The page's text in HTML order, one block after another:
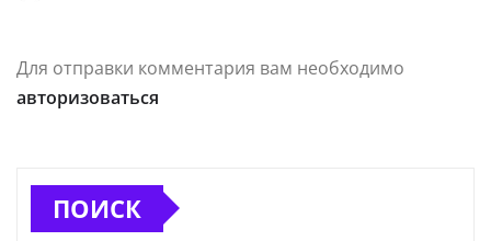
Для отправки комментария вам необходимо
авторизоваться
ПОИСК